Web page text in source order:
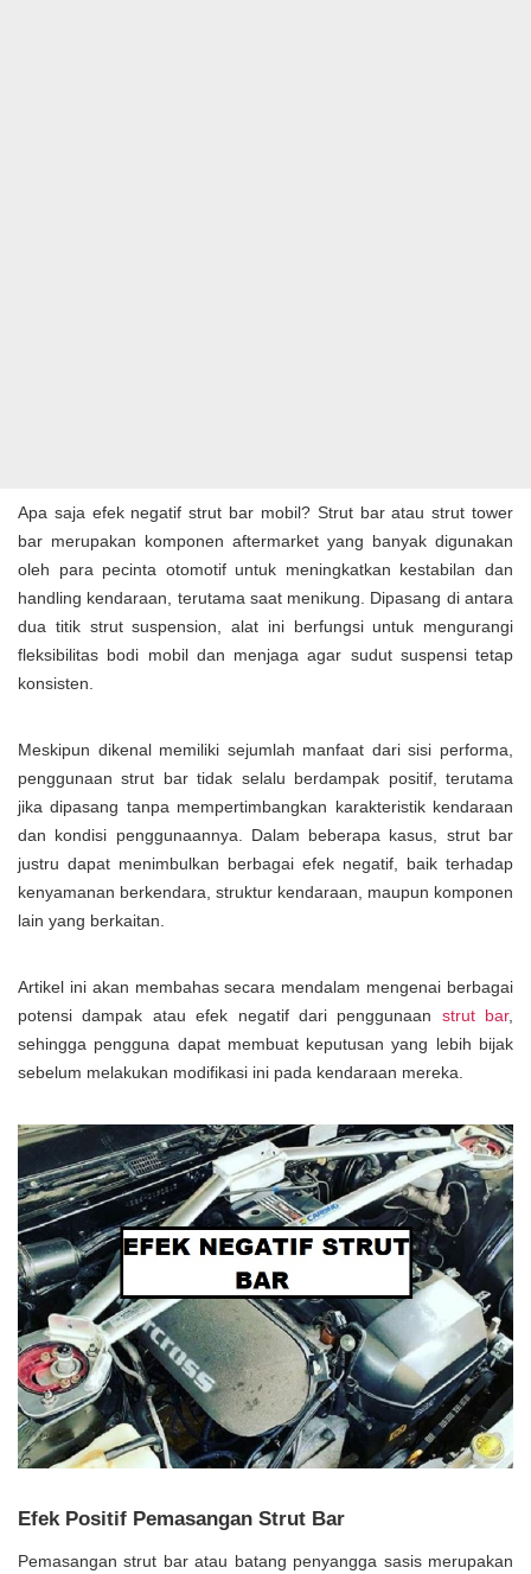
Apa saja efek negatif strut bar mobil? Strut bar atau strut tower
bar merupakan komponen aftermarket yang banyak digunakan
oleh para pecinta otomotif untuk meningkatkan kestabilan dan
handling kendaraan, terutama saat menikung. Dipasang di antara
dua titik strut suspension, alat ini berfungsi untuk mengurangi
fleksibilitas bodi mobil dan menjaga agar sudut suspensi tetap
konsisten.
Meskipun dikenal memiliki sejumlah manfaat dari sisi performa,
penggunaan strut bar tidak selalu berdampak positif, terutama
jika dipasang tanpa mempertimbangkan karakteristik kendaraan
dan kondisi penggunaannya. Dalam beberapa kasus, strut bar
justru dapat menimbulkan berbagai efek negatif, baik terhadap
kenyamanan berkendara, struktur kendaraan, maupun komponen
lain yang berkaitan.
Artikel ini akan membahas secara mendalam mengenai berbagai
potensi dampak atau efek negatif dari penggunaan strut bar,
sehingga pengguna dapat membuat keputusan yang lebih bijak
sebelum melakukan modifikasi ini pada kendaraan mereka.
Efek Positif Pemasangan Strut Bar
Pemasangan strut bar atau batang penyangga sasis merupakan